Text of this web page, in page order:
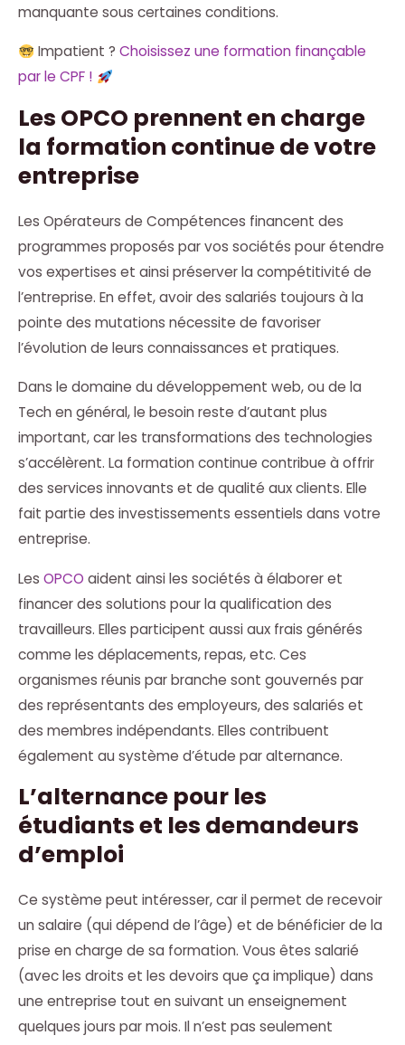
manquante sous certaines conditions.
Impatient ? Choisissez une formation finançable
par le CPF !
Les OPCO prennent en charge
la formation continue de votre
entreprise
Les Opérateurs de Compétences financent des
programmes proposés par vos sociétés pour étendre
vos expertises et ainsi préserver la compétitivité de
l’entreprise. En effet, avoir des salariés toujours à la
pointe des mutations nécessite de favoriser
l’évolution de leurs connaissances et pratiques.
Dans le domaine du développement web, ou de la
Tech en général, le besoin reste d’autant plus
important, car les transformations des technologies
s’accélèrent. La formation continue contribue à offrir
des services innovants et de qualité aux clients. Elle
fait partie des investissements essentiels dans votre
entreprise.
Les OPCO aident ainsi les sociétés à élaborer et
financer des solutions pour la qualification des
travailleurs. Elles participent aussi aux frais générés
comme les déplacements, repas, etc. Ces
organismes réunis par branche sont gouvernés par
des représentants des employeurs, des salariés et
des membres indépendants. Elles contribuent
également au système d’étude par alternance.
L’alternance pour les
étudiants et les demandeurs
d’emploi
Ce système peut intéresser, car il permet de recevoir
un salaire (qui dépend de l’âge) et de bénéficier de la
prise en charge de sa formation. Vous êtes salarié
(avec les droits et les devoirs que ça implique) dans
une entreprise tout en suivant un enseignement
quelques jours par mois. Il n’est pas seulement